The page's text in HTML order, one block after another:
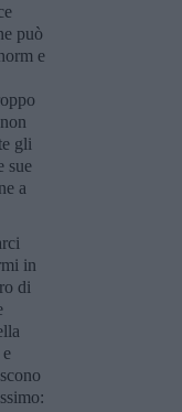
può
e
gli
sue
a
in
di